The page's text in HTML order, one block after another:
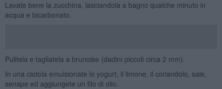
Lavate bene la zucchina, lasciandola a bagno qualche minuto in
acqua e bicarbonato.
Pulitela e tagliatela a brunoise (dadini piccoli circa 2 mm).
In una ciotola emulsionate lo yogurt, il limone, il coriandolo, sale,
senape ed aggiungete un filo di olio.